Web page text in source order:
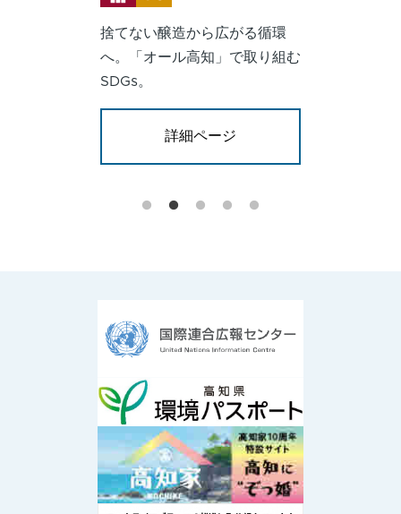
捨てない醸造から広がる循環
へ。「オール高知」で取り組む
SDGs。
詳細ページ